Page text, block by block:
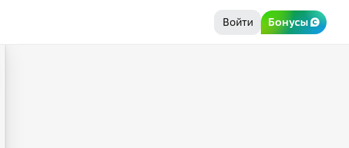
Войти Бонусы